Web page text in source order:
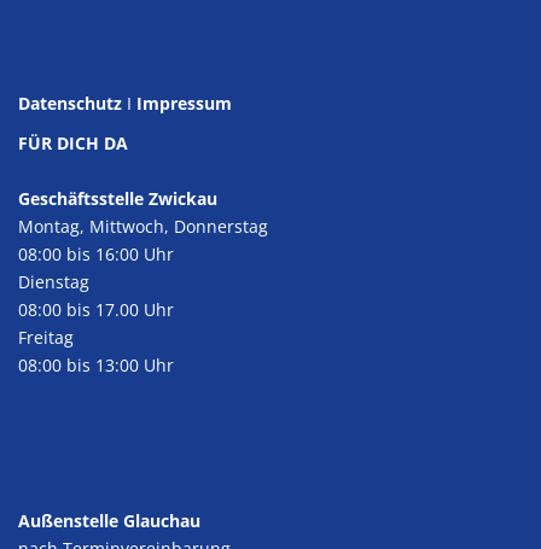
Datenschutz I Impressum
FÜR DICH DA
Geschäftsstelle Zwickau
Montag, Mittwoch, Donnerstag
08:00 bis 16:00 Uhr
Dienstag
08:00 bis 17.00 Uhr
Freitag
08:00 bis 13:00 Uhr
Außenstelle Glauchau